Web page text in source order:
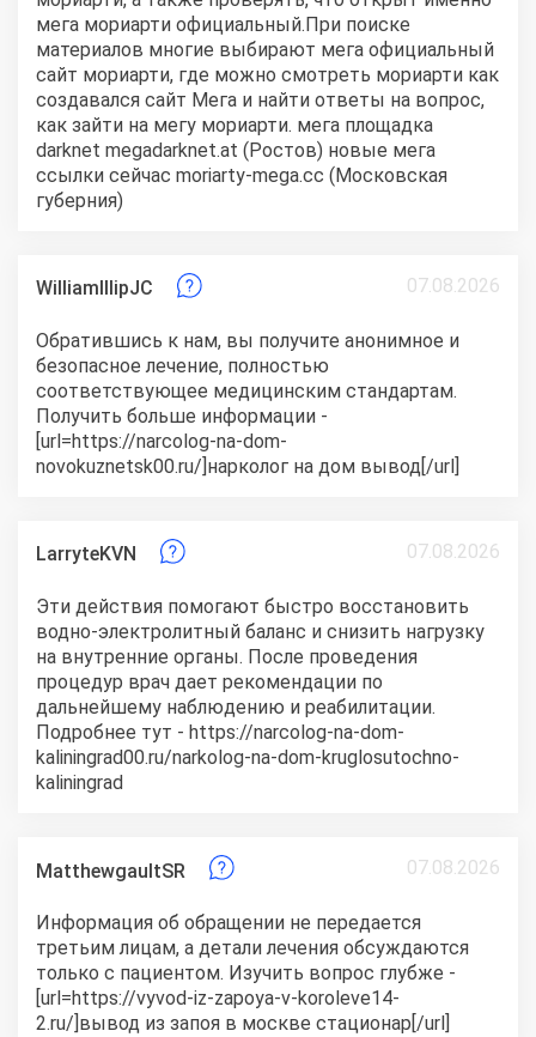
мега мориарти официальный.При поиске
материалов многие выбирают мега официальный
сайт мориарти, где можно смотреть мориарти как
создавался сайт Мега и найти ответы на вопрос,
как зайти на мегу мориарти. мега площадка
darknet megadarknet.at (Ростов) новые мега
ссылки сейчас moriarty-mega.cc (Московская
губерния)
WilliamIllipJC 07.08.2026
Обратившись к нам, вы получите анонимное и
безопасное лечение, полностью
соответствующее медицинским стандартам.
Получить больше информации -
[url=https://narcolog-na-dom-
novokuznetsk00.ru/]нарколог на дом вывод[/url]
LarryteKVN 07.08.2026
Эти действия помогают быстро восстановить
водно-электролитный баланс и снизить нагрузку
на внутренние органы. После проведения
процедур врач дает рекомендации по
дальнейшему наблюдению и реабилитации.
Подробнее тут - https://narcolog-na-dom-
kaliningrad00.ru/narkolog-na-dom-kruglosutochno-
kaliningrad
MatthewgaultSR 07.08.2026
Информация об обращении не передается
третьим лицам, а детали лечения обсуждаются
только с пациентом. Изучить вопрос глубже -
[url=https://vyvod-iz-zapoya-v-koroleve14-
2.ru/]вывод из запоя в москве стационар[/url]